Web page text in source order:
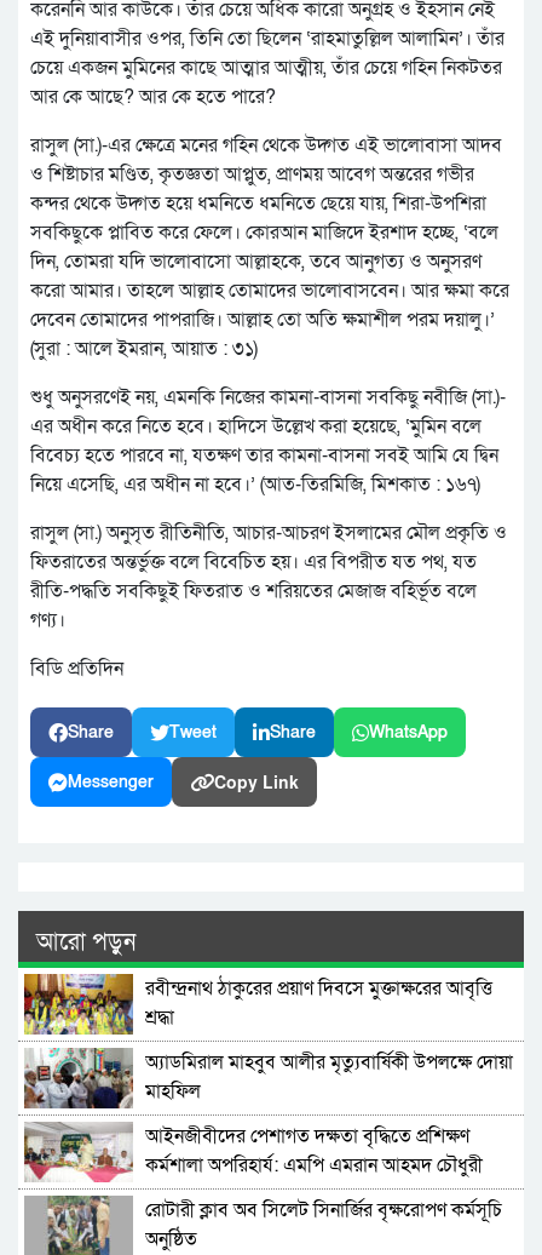
করেননি আর কাউকে। তাঁর চেয়ে অধিক কারো অনুগ্রহ ও ইহসান নেই
এই দুনিয়াবাসীর ওপর, তিনি তো ছিলেন ‘রাহমাতুল্লিল আলামিন’। তাঁর
চেয়ে একজন মুমিনের কাছে আত্মার আত্মীয়, তাঁর চেয়ে গহিন নিকটতর
আর কে আছে? আর কে হতে পারে?
রাসুল (সা.)-এর ক্ষেত্রে মনের গহিন থেকে উদ্গত এই ভালোবাসা আদব
ও শিষ্টাচার মণ্ডিত, কৃতজ্ঞতা আপ্লুত, প্রাণময় আবেগ অন্তরের গভীর
কন্দর থেকে উদ্গত হয়ে ধমনিতে ধমনিতে ছেয়ে যায়, শিরা-উপশিরা
সবকিছুকে প্লাবিত করে ফেলে। কোরআন মাজিদে ইরশাদ হচ্ছে, ‘বলে
দিন, তোমরা যদি ভালোবাসো আল্লাহকে, তবে আনুগত্য ও অনুসরণ
করো আমার। তাহলে আল্লাহ তোমাদের ভালোবাসবেন। আর ক্ষমা করে
দেবেন তোমাদের পাপরাজি। আল্লাহ তো অতি ক্ষমাশীল পরম দয়ালু।’
(সুরা : আলে ইমরান, আয়াত : ৩১)
শুধু অনুসরণেই নয়, এমনকি নিজের কামনা-বাসনা সবকিছু নবীজি (সা.)-
এর অধীন করে নিতে হবে। হাদিসে উল্লেখ করা হয়েছে, ‘মুমিন বলে
বিবেচ্য হতে পারবে না, যতক্ষণ তার কামনা-বাসনা সবই আমি যে দ্বিন
নিয়ে এসেছি, এর অধীন না হবে।’ (আত-তিরমিজি, মিশকাত : ১৬৭)
রাসুল (সা.) অনুসৃত রীতিনীতি, আচার-আচরণ ইসলামের মৌল প্রকৃতি ও
ফিতরাতের অন্তর্ভুক্ত বলে বিবেচিত হয়। এর বিপরীত যত পথ, যত
রীতি-পদ্ধতি সবকিছুই ফিতরাত ও শরিয়তের মেজাজ বহির্ভূত বলে
গণ্য।
বিডি প্রতিদিন
Share Tweet Share WhatsApp
Messenger Copy Link
আরো পড়ুন
রবীন্দ্রনাথ ঠাকুরের প্রয়াণ দিবসে মুক্তাক্ষরের আবৃত্তি
শ্রদ্ধা
অ্যাডমিরাল মাহবুব আলীর মৃত্যুবার্ষিকী উপলক্ষে দোয়া
মাহফিল
‎আইনজীবীদের পেশাগত দক্ষতা বৃদ্ধিতে প্রশিক্ষণ
কর্মশালা অপরিহার্য: এমপি এমরান আহমদ চৌধুরী
রোটারী ক্লাব অব সিলেট সিনার্জির বৃক্ষরোপণ কর্মসূচি
অনুষ্ঠিত